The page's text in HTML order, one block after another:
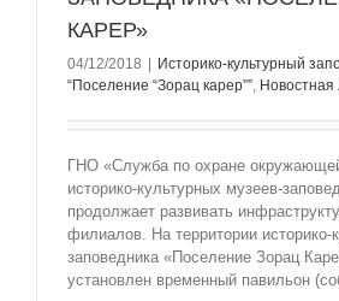
КАРЕР»
04/12/2018 | Историко-культурный
“Поселение “Зорац карер”” Новостная
ГНО «Служба по охране
историко-культурных музеев-
продолжает развивать
филиалов. На территории историко-
заповедника «Поселение Зорац
установлен временный павильон